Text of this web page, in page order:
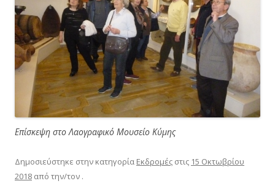
Επίσκεψη στο Λαογραφικό Μουσείο Κύμης
Δημοσιεύστηκε στην κατηγορία Εκδρομές στις 15 Οκτωβρίου
2018 από την/τον .